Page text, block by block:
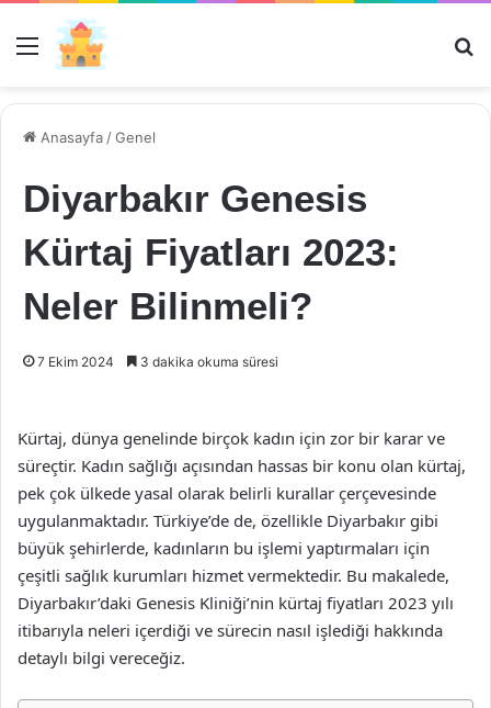
Menü
Anasayfa /Genel
Diyarbakır Genesis
Kürtaj Fiyatları 2023:
Neler Bilinmeli?
7 Ekim 2024 3 dakika okuma süresi
Kürtaj, dünya genelinde birçok kadın için zor bir karar ve
süreçtir. Kadın sağlığı açısından hassas bir konu olan kürtaj,
pek çok ülkede yasal olarak belirli kurallar çerçevesinde
uygulanmaktadır. Türkiye’de de, özellikle Diyarbakır gibi
büyük şehirlerde, kadınların bu işlemi yaptırmaları için
çeşitli sağlık kurumları hizmet vermektedir. Bu makalede,
Diyarbakır’daki Genesis Kliniği’nin kürtaj fiyatları 2023 yılı
itibarıyla neleri içerdiği ve sürecin nasıl işlediği hakkında
detaylı bilgi vereceğiz.